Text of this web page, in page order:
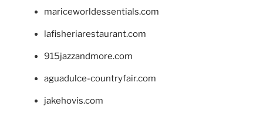
mariceworldessentials.com
lafisheriarestaurant.com
915jazzandmore.com
aguadulce-countryfair.com
jakehovis.com